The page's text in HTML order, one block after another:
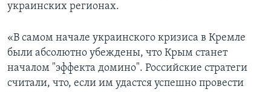
украинских регионах.
«В самом начале украинского кризиса в Кремле
были абсолютно убеждены, что Крым станет
началом "эффекта домино". Российские стратеги
считали, что, если им удастся успешно провести